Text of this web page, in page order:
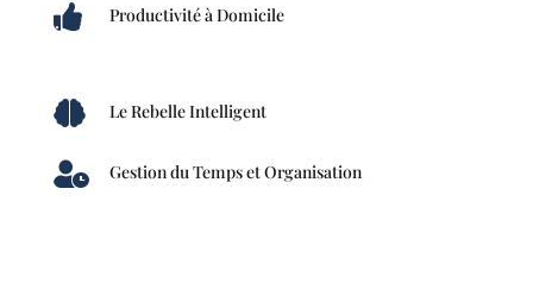
 Productivité à Domicile
 Le Rebelle Intelligent
 Gestion du Temps et Organisation